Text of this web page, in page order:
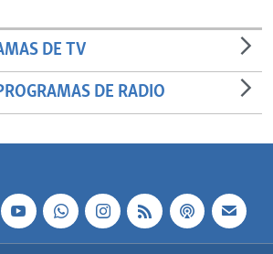
DE TV
DE RADIO